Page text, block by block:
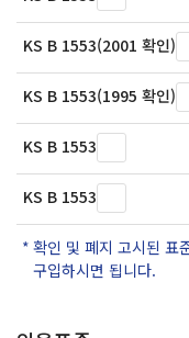
KS B 1553(2001 확인)
KS B 1553(1995 확인)
KS B 1553
KS B 1553
확인 및 폐지 고시된 표
구입하시면 됩니다.